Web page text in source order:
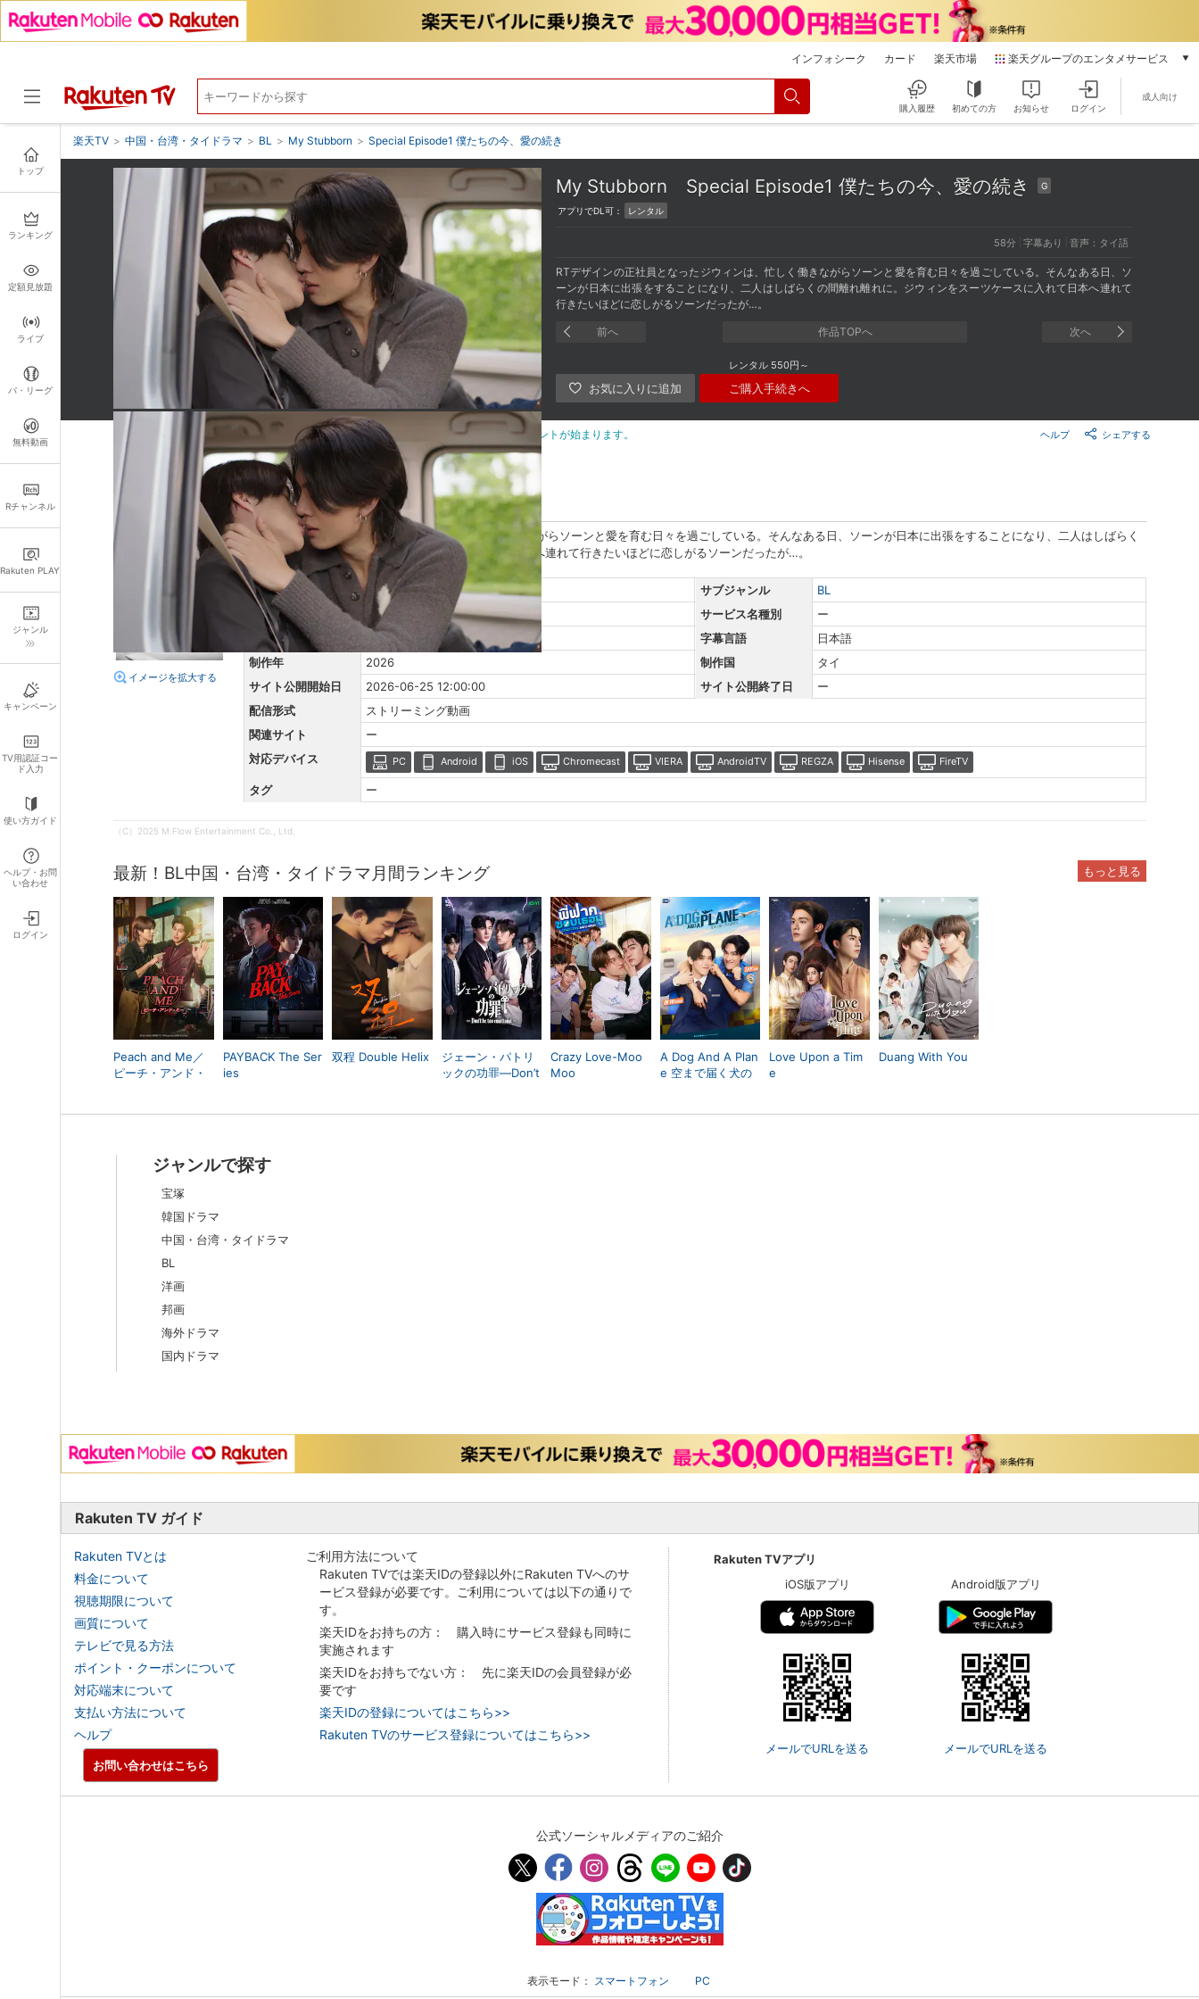
インフォシーク カード 楽天市場 楽天グループのエンタメサービス
本/ゲーム/CD/DVD
楽天Kobo
楽天ミュージック
動画配信
無料テレビ
エンタメニュース
推し楽
購入履歴 初めての方 お知らせ ログイン
成人向け
トップ
ランキング
定額見放題
ライブ
パ・リーグ
無料動画
Rチャンネル
Rakuten PLAY
ジャンル
キャンペーン
TV用認証コー
ド入力
使い方ガイド
ヘルプ・お問
い合わせ
ログイン
楽天TV > 中国・台湾・タイドラマ > BL > My Stubborn > Special Episode1 僕たちの今、愛の続き
My Stubborn Special Episode1 僕たちの今、愛の続き G
アプリでDL可： レンタル
58分 字幕あり 音声：タイ語
RTデザインの正社員となったジウィンは、忙しく働きながらソーンと愛を育む日々を過ごしている。そんなある日、ソ
ーンが日本に出張をすることになり、二人はしばらくの間離れ離れに。ジウィンをスーツケースに入れて日本へ連れて
行きたいほどに恋しがるソーンだったが…。
前へ 作品TOPへ 次へ
レンタル 550円 ～
ご購入手続きへ
シェアする
ヘルプ
おしらせ ※本商品を『レンタル』した場合、ご注文が確定した時点から視聴期限のカウントが始まります。
詳細情報
イメージを拡大する
あらすじ
RTデザインの正社員となったジウィンは、忙しく働きながらソーンと愛を育む日々を過ごしている。そんなある日、ソーンが日本に出張をすることになり、二人はしばらく
の間離れ離れに。ジウィンをスーツケースに入れて日本へ連れて行きたいほどに恋しがるソーンだったが…。
原題 ー サブジャンル
BL
再生時間
58分 サービス名種別
ー
音声言語
タイ語 字幕言語
日本語
制作年
2026 制作国
タイ
サイト公開開始日
2026-06-25 12:00:00 サイト公開終了日
ー
配信形式
ストリーミング動画
関連サイト
ー
対応デバイス
PC Android iOS Chromecast VIERA AndroidTV REGZA Hisense FireTV
タグ ー
（C）2025 M.Flow Entertainment Co., Ltd.
最新！BL中国・台湾・タイドラマ月間ランキング もっと見る
Peach and Me／
ピーチ・アンド・
PAYBACK The Ser
ies
双程 Double Helix
ジェーン・パトリ
ックの功罪―Don’t
Crazy Love-Moo
Moo
A Dog And A Plan
e 空まで届く犬の
Love Upon a Tim
e
Duang With You
ジャンルで探す
宝塚
韓国ドラマ
中国・台湾・タイドラマ
BL
洋画
邦画
海外ドラマ
国内ドラマ
Rakuten TV ガイド
Rakuten TVとは
料金について
視聴期限について
画質について
テレビで見る方法
ポイント・クーポンについて
対応端末について
支払い方法について
ヘルプ
ご利用方法について
Rakuten TVでは楽天IDの登録以外にRakuten TVへのサ
ービス登録が必要です。ご利用については以下の通りで
す。
楽天IDをお持ちの方： 購入時にサービス登録も同時に
実施されます
楽天IDをお持ちでない方： 先に楽天IDの会員登録が必
要です
楽天IDの登録についてはこちら>>
Rakuten TVのサービス登録についてはこちら>>
Rakuten TVアプリ
iOS版アプリ
メールでURLを送る
Android版アプリ
メールでURLを送る
お問い合わせはこちら
公式ソーシャルメディアのご紹介
表示モード： スマートフォン PC